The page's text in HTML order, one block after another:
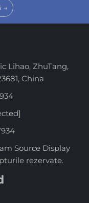
→
Lihao, ZhuTang,
China
Source Display
rezervate.